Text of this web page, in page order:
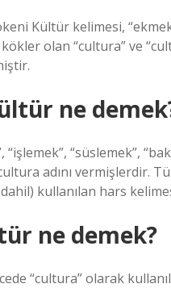
Kültür kelimesi,
olan “cultura” ve
ne
“işlemek”, “süslemek”,
adını vermişlerdir.
kullanılan hars
ne demek?
“cultura” olarak